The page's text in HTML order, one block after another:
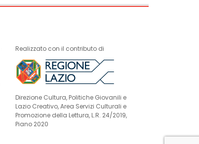
Realizzato con il contributo di
Direzione Cultura, Politiche Giovanili e
Lazio Creativo, Area Servizi Culturali e
Promozione della Lettura, L.R. 24/2019,
Piano 2020